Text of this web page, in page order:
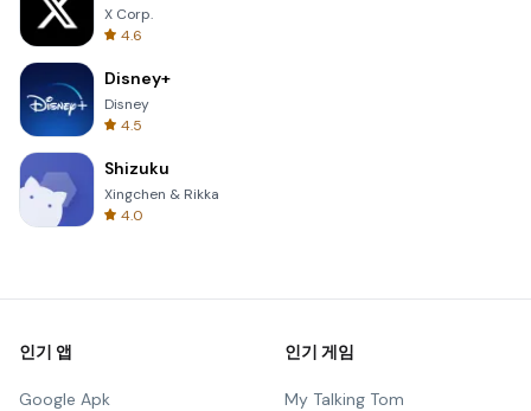
X Corp.
4.6
Disney+
Disney
4.5
Shizuku
Xingchen & Rikka
4.0
인기 앱
Google Apk
인기 게임
My Talking Tom